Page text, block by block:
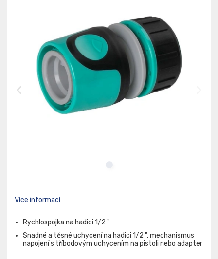
Více informací
Rychlospojka na hadici 1/2 "
Snadné a těsné uchycení na hadici 1/2 ", mechanismus
napojení s tříbodovým uchycením na pistoli nebo adapter